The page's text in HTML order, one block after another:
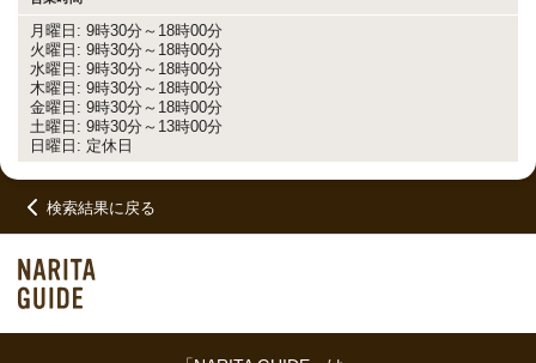
月曜日: 9時30分～18時00分
火曜日: 9時30分～18時00分
水曜日: 9時30分～18時00分
木曜日: 9時30分～18時00分
金曜日: 9時30分～18時00分
土曜日: 9時30分～13時00分
日曜日: 定休日
検索結果に戻る